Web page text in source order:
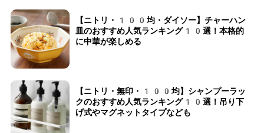
【ニトリ・100均・ダイソー】チャーハン
皿のおすすめ人気ランキング10選！本格的
に中華が楽しめる
【ニトリ・無印・100均】シャンプーラッ
クのおすすめ人気ランキング10選！吊り下
げ式やマグネットタイプなども